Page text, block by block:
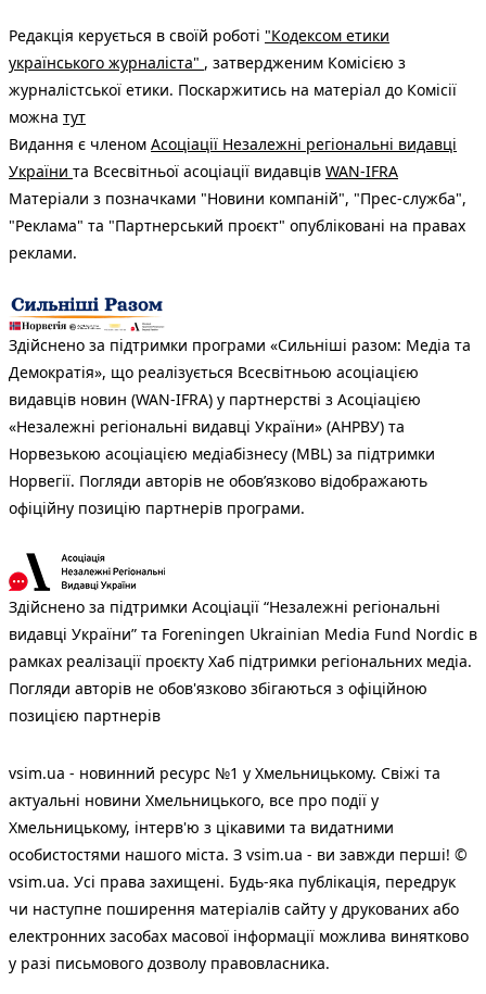
Редакція керується в своїй роботі "Кодексом етики
українського журналіста" , затвердженим Комісією з
журналістської етики. Поскаржитись на матеріал до Комісії
можна тут
Видання є членом Асоціації Незалежні регіональні видавці
України та Всесвітньої асоціації видавців WAN-IFRA
Матеріали з позначками "Новини компаній", "Прес-служба",
"Реклама" та "Партнерський проєкт" опубліковані на правах
реклами.
Здійснено за підтримки програми «Сильніші разом: Медіа та
Демократія», що реалізується Всесвітньою асоціацією
видавців новин (WAN-IFRA) у партнерстві з Асоціацією
«Незалежні регіональні видавці України» (АНРВУ) та
Норвезькою асоціацією медіабізнесу (MBL) за підтримки
Норвегії. Погляди авторів не обов’язково відображають
офіційну позицію партнерів програми.
Здійснено за підтримки Асоціації “Незалежні регіональні
видавці України” та Foreningen Ukrainian Media Fund Nordic в
рамках реалізації проєкту Хаб підтримки регіональних медіа.
Погляди авторів не обов'язково збігаються з офіційною
позицією партнерів
vsim.ua - новинний ресурс №1 у Хмельницькому. Свіжі та
актуальні новини Хмельницького, все про події у
Хмельницькому, інтерв'ю з цікавими та видатними
особистостями нашого міста. З vsim.ua - ви завжди перші! ©
vsim.ua. Усі права захищені. Будь-яка публiкацiя, передрук
чи наступне поширення матеріалів сайту у друкованих або
електронних засобах масової інформації можлива винятково
у разі письмового дозволу правовласника.